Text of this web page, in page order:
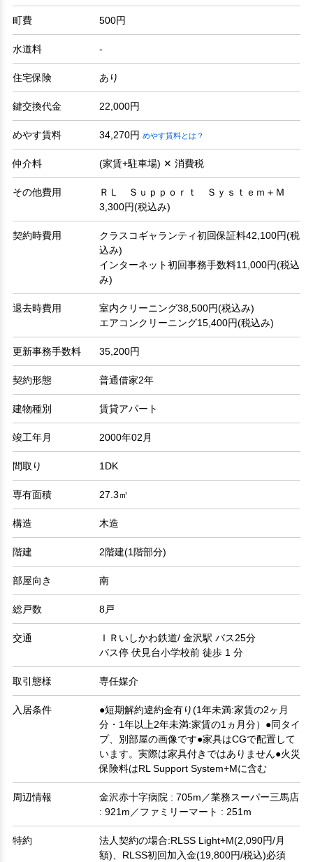
町費 500円
水道料 -
住宅保険 あり
鍵交換代金 22,000円
めやす賃料 34,270円 めやす賃料とは？
仲介料 (家賃+駐車場) ✕ 消費税
その他費用
ＲＬ Ｓｕｐｐｏｒｔ Ｓｙｓｔｅｍ＋Ｍ
3,300円(税込み)
契約時費用
クラスコギャランティ初回保証料42,100円(税
込み)
インターネット初回事務手数料11,000円(税込
み)
退去時費用
室内クリーニング38,500円(税込み)
エアコンクリーニング15,400円(税込み)
更新事務手数料 35,200円
契約形態 普通借家2年
建物種別 賃貸アパート
竣工年月 2000年02月
間取り 1DK
専有面積 27.3㎡
構造 木造
階建 2階建(1階部分)
部屋向き 南
総戸数 8戸
交通
ＩＲいしかわ鉄道/ 金沢駅 バス25分
バス停 伏見台小学校前 徒歩 1 分
取引態様 専任媒介
入居条件
●短期解約違約金有り(1年未満:家賃の2ヶ月
分・1年以上2年未満:家賃の1ヵ月分）●同タイ
プ、別部屋の画像です●家具はCGで配置して
います。実際は家具付きではありません●火災
保険料はRL Support System+Mに含む
周辺情報
金沢赤十字病院 : 705m／業務スーパー三馬店
: 921m／ファミリーマート : 251m
特約
法人契約の場合:RLSS Light+M(2,090円/月
額)、RLSS初回加入金(19,800円/税込)必須